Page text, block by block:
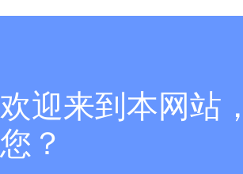
欢迎来到本网站
您？